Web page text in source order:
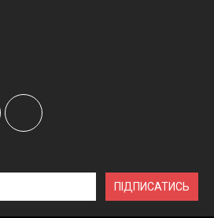
ПІДПИСАТИСЬ